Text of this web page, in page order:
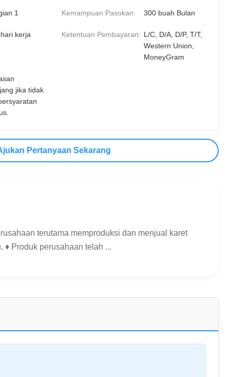
1 Kemampuan Pasokan: 300 buah Bulan
kerja Ketentuan Pembayaran: L/C, D/A, D/P, T/T,
Western Union,
MoneyGram
jika tidak
Pertanyaan Sekarang
terutama memproduksi dan menjual karet
♦ Produk perusahaan telah ...